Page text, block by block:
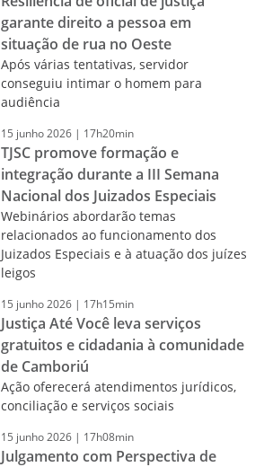
garante direito a pessoa em
situação de rua no Oeste
Após várias tentativas, servidor
conseguiu intimar o homem para
audiência
15 junho2026 | 17h20min
TJSC promove formação e
integração durante a III Semana
Nacional dos Juizados Especiais
Webinários abordarão temas
relacionados ao funcionamento dos
Juizados Especiais e à atuação dos juízes
leigos
15 junho2026 | 17h15min
Justiça Até Você leva serviços
gratuitos e cidadania à comunidade
de Camboriú
Ação oferecerá atendimentos jurídicos,
conciliação e serviços sociais
15 junho2026 | 17h08min
Julgamento com Perspectiva de